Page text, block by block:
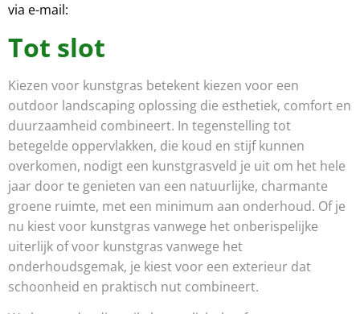
via e-mail:
Tot slot
Kiezen voor kunstgras betekent kiezen voor een
outdoor landscaping oplossing die esthetiek, comfort en
duurzaamheid combineert. In tegenstelling tot
betegelde oppervlakken, die koud en stijf kunnen
overkomen, nodigt een kunstgrasveld je uit om het hele
jaar door te genieten van een natuurlijke, charmante
groene ruimte, met een minimum aan onderhoud. Of je
nu kiest voor kunstgras vanwege het onberispelijke
uiterlijk of voor kunstgras vanwege het
onderhoudsgemak, je kiest voor een exterieur dat
schoonheid en praktisch nut combineert.